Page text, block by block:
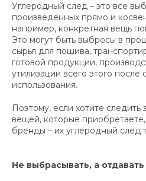
Углеродный след – это все
произведённых прямо и
например, конкретная вещь
Это могут быть выбросы в
сырья для пошива,
готовой продукции,
утилизации всего этого после
использования.
Поэтому, если хотите следить
вещей, которые
бренды – их углеродный след
Не выбрасывать, а